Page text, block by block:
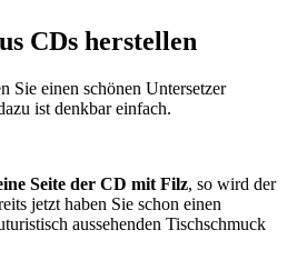
CDs herstellen
Sie einen schönen Untersetzer
ist denkbar einfach.
Seite der CD mit Filz, so wird der
jetzt haben Sie schon einen
aussehenden Tischschmuck